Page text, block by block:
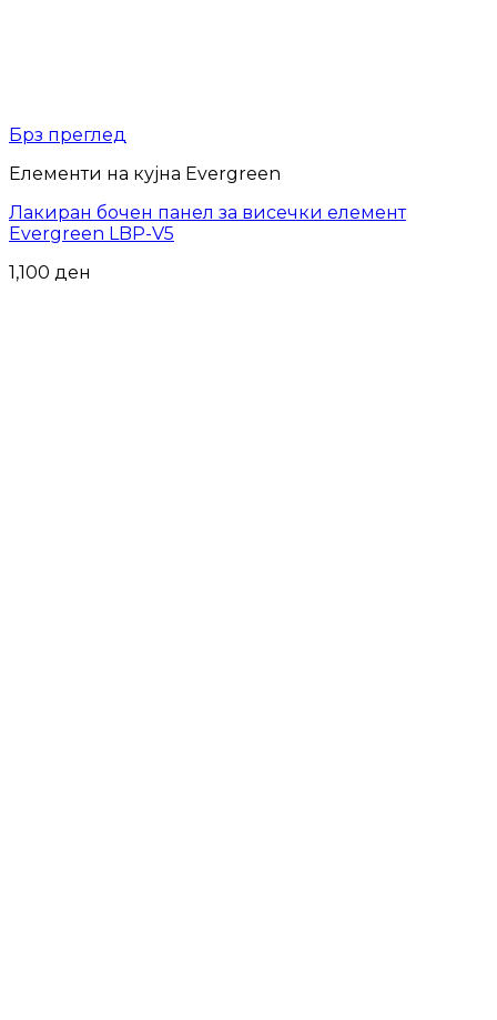
Брз преглед
Елементи на кујна Evergreen
Лакиран бочен панел за висечки елемент
Evergreen LBP-V5
1,100 ден